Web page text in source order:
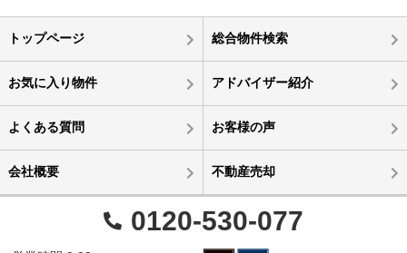
トップページ 総合物件検索
お気に入り物件 アドバイザー紹介
よくある質問 お客様の声
会社概要 不動産売却
0120-530-077